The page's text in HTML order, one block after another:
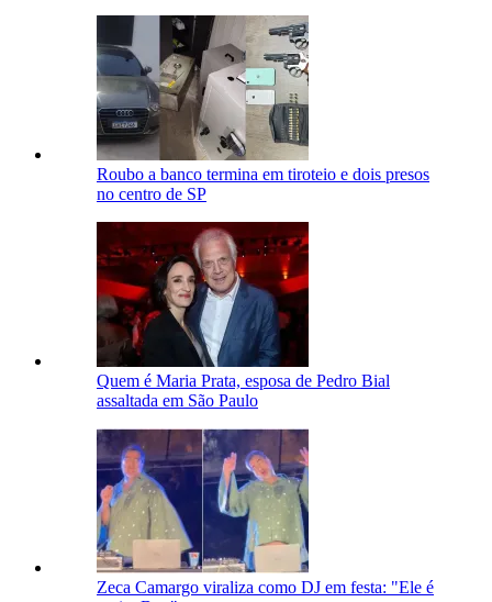
Roubo a banco termina em tiroteio e dois presos
no centro de SP
Quem é Maria Prata, esposa de Pedro Bial
assaltada em São Paulo
Zeca Camargo viraliza como DJ em festa: "Ele é